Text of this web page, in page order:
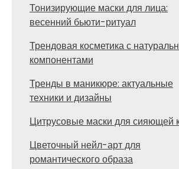
Тонизирующие маски для лица:
весенний бьюти-ритуал
Трендовая косметика с
компонентами
Тренды в маникюре: актуальные
техники и дизайны
Цитрусовые маски для сияющей
Цветочный нейл-арт для
романтического образа